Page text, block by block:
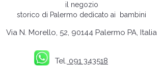
il negozio
storico di Palermo dedicato ai bambini
Via N. Morello, 52, 90144 Palermo PA, Italia
Tel. 091 343518